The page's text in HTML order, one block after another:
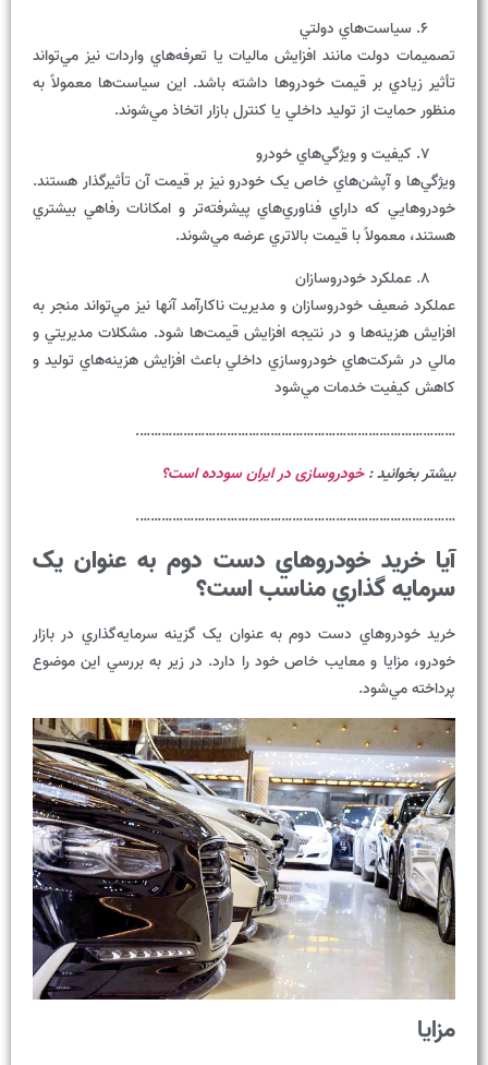
سياست‌هاي دولتي
تصميمات دولت مانند افزايش ماليات يا تعرفه‌هاي واردات نيز مي‌تواند
تأثير زيادي بر قيمت خودروها داشته باشد. اين سياست‌ها معمولاً به
منظور حمايت از توليد داخلي يا کنترل بازار اتخاذ مي‌شوند.
کيفيت و ويژگي‌هاي خودرو
ويژگي‌ها و آپشن‌هاي خاص يک خودرو نيز بر قيمت آن تأثيرگذار هستند.
خودروهايي که داراي فناوري‌هاي پيشرفته‌تر و امکانات رفاهي بيشتري
هستند، معمولاً با قيمت بالاتري عرضه مي‌شوند.
عملکرد خودروسازان
عملکرد ضعيف خودروسازان و مديريت ناکارآمد آنها نيز مي‌تواند منجر به
افزايش هزينه‌ها و در نتيجه افزايش قيمت‌ها شود. مشکلات مديريتي و
مالي در شرکت‌هاي خودروسازي داخلي باعث افزايش هزينه‌هاي توليد و
کاهش کيفيت خدمات مي‌شود
…………………………………………………………………………….
بیشتر بخوانید :خودروسازی در ایران سودده است؟
…………………………………………………………………………….
آيا خريد خودروهاي دست دوم به عنوان يک
سرمايهگذاريمناسباست؟
خريد خودروهاي دست دوم به عنوان يک گزينه سرمايه‌گذاري در بازار
خودرو، مزايا و معايب خاص خود را دارد. در زير به بررسي اين موضوع
پرداخته مي‌شود.
مزايا